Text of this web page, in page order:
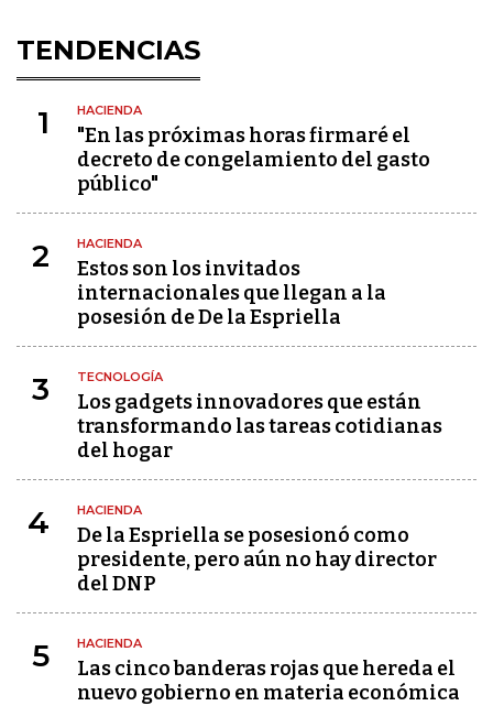
TENDENCIAS
1 HACIENDA
"En las próximas horas firmaré el
decreto de congelamiento del gasto
público"
2 HACIENDA
Estos son los invitados
internacionales que llegan a la
posesión de De la Espriella
3 TECNOLOGÍA
Los gadgets innovadores que están
transformando las tareas cotidianas
del hogar
4 HACIENDA
De la Espriella se posesionó como
presidente, pero aún no hay director
del DNP
5 HACIENDA
Las cinco banderas rojas que hereda el
nuevo gobierno en materia económica